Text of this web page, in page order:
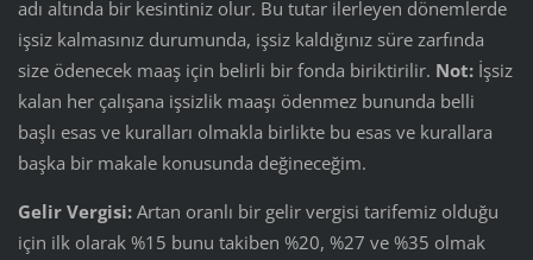
adı altında bir kesintiniz olur. Bu tutar ilerleyen dönemlerde
işsiz kalmasınız durumunda, işsiz kaldığınız süre zarfında
size ödenecek maaş için belirli bir fonda biriktirilir. Not: İşsiz
kalan her çalışana işsizlik maaşı ödenmez bununda belli
başlı esas ve kuralları olmakla birlikte bu esas ve kurallara
başka bir makale konusunda değineceğim.
Gelir Vergisi:Artan oranlı bir gelir vergisi tarifemiz olduğu
için ilk olarak %15 bunu takiben %20, %27 ve %35 olmak